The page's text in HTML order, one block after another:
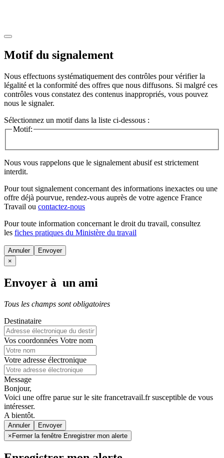
Motif du signalement
Nous effectuons systématiquement des contrôles pour vérifier la
légalité et la conformité des offres que nous diffusons. Si malgré ces
contrôles vous constatez des contenus inappropriés, vous pouvez
nous le signaler.
Sélectionnez un motif dans la liste ci-dessous :
Motif:
Nous vous rappelons que le signalement abusif est strictement
interdit.
Pour tout signalement concernant des informations inexactes ou une
offre déjà pourvue, rendez-vous auprès de votre agence France
Travail ou contactez-nous
Pour toute information concernant le droit du travail, consultez
les fiches pratiques du Ministère du travail
Annuler
×
Envoyer à un ami
Tous les champs sont obligatoires
Destinataire
Vos coordonnées Votre nom
Votre adresse électronique
Message
Bonjour,
Voici une offre parue sur le site francetravail.fr susceptible de vous
intéresser.
A bientôt.
Annuler
× Fermer la fenêtre Enregistrer mon alerte